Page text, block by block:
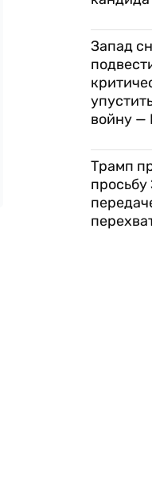
Запад
войну —
Трамп
просьбу